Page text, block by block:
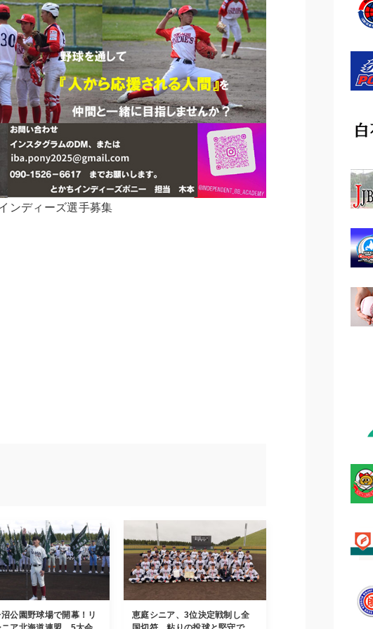
ンディーズ選手募集
公園野球場で開幕！リ
恵庭シニア、3位決定戦制し全